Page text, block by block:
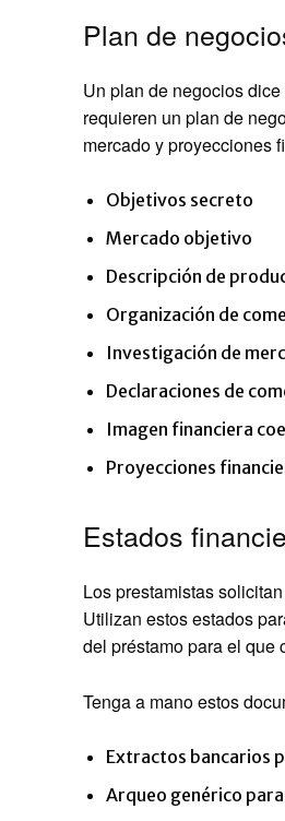
Plan de
Un plan de negocios
requieren un plan de
mercado y proyecciones
Objetivos secreto
Mercado objetivo
Descripción de
Organización de
Investigación de
Declaraciones de
Imagen financiera
Proyecciones
Estados
Los prestamistas
Utilizan estos estados
del préstamo para el que
Tenga a mano estos
Extractos bancarios
Arqueo genérico